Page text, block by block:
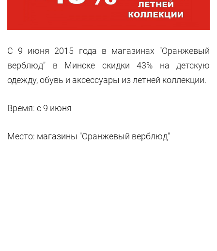
С 9 июня 2015 года в магазинах "Оранжевый
верблюд" в Минске скидки 43% на детскую
одежду, обувь и аксессуары из летней коллекции.
Время: с 9 июня
Место: магазины "Оранжевый верблюд"